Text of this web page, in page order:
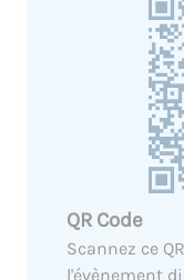
QR Code
Scannez ce
l'évènement